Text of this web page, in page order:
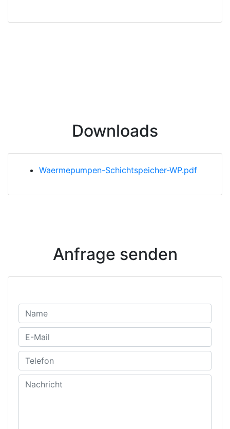
Downloads
Waermepumpen-Schichtspeicher-WP.pdf
Anfrage senden